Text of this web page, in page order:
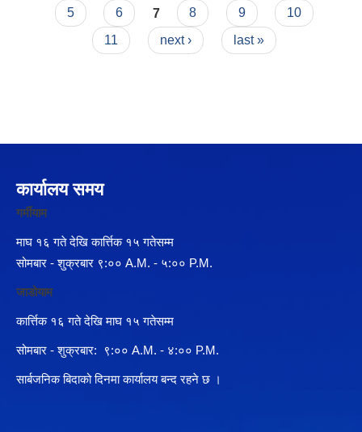
5
6 7 8 9
10
11
next › last »
कार्यालय समय
गर्मीयाम
माघ १६ गते देखि कार्त्तिक १५ गतेसम्म
सोमबार - शुक्रबार ९:०० A.M. - ५:०० P.M.
जाडोयाम
कार्त्तिक १६ गते देखि माघ १५ गतेसम्म
सोमबार - शुक्रबार: ९:०० A.M. - ४:०० P.M.
सार्बजनिक बिदाको दिनमा कार्यालय बन्द रहने छ ।